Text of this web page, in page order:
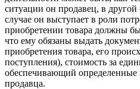
ситуации он продавец, в
случае он выступает в роли
приобретении товара должны
что ему обязаны выдать
приобретения товара, его
поступления), стоимость за
обеспечивающий определенные
продавца.